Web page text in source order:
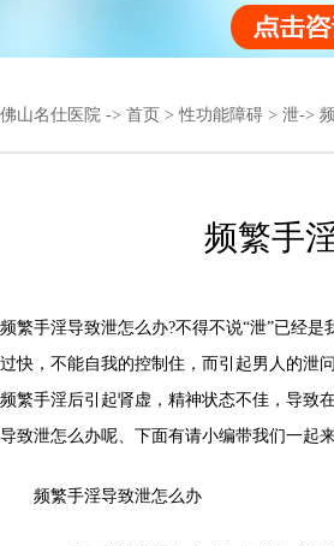
佛山名仕医院 -> 首页 >性功能障碍 > 泄->
频繁手
频繁手淫导致泄怎么办?不得不说“泄”已经
过快，不能自我的控制住，而引起男人的泄
频繁手淫后引起肾虚，精神状态不佳，导致
导致泄怎么办呢、下面有请小编带我们一起来
频繁手淫导致泄怎么办